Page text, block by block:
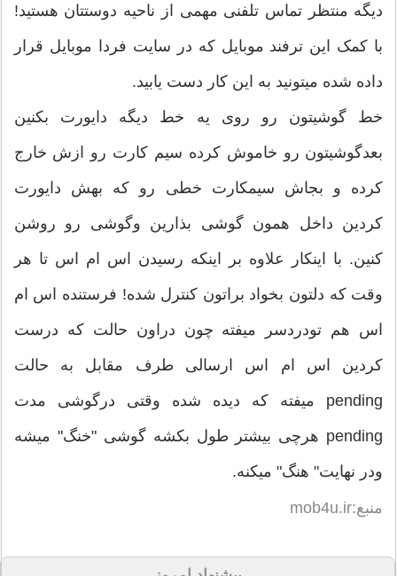
دیگه منتظر تماس تلفنی مهمی از ناحیه دوستتان هستید!
با کمک این ترفند موبایل که در سایت فردا موبایل قرار
داده شده میتونید به این کار دست یابید.
خط گوشیتون رو روی یه خط دیگه دایورت بکنین
بعدگوشیتون رو خاموش کرده سیم کارت رو ازش خارج
کرده و بجاش سیمکارت خطی رو که بهش دایورت
کردین داخل همون گوشی بذارین وگوشی رو روشن
کنین. با اینکار علاوه بر اینکه رسیدن اس ام اس تا هر
وقت که دلتون بخواد براتون کنترل شده! فرستنده اس ام
اس هم تودردسر میفته چون دراون حالت که درست
کردین اس ام اس ارسالی طرف مقابل به حالت
pending میفته که دیده شده وقتی درگوشی مدت
pending هرچی بیشتر طول بکشه گوشی "خنگ" میشه
ودر نهایت" هنگ" میکنه.
منبع:mob4u.ir